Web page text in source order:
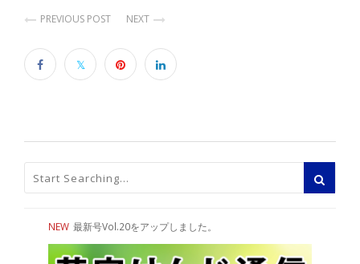
PREVIOUS POST NEXT
NEW 最新号Vol.20をアップしました。